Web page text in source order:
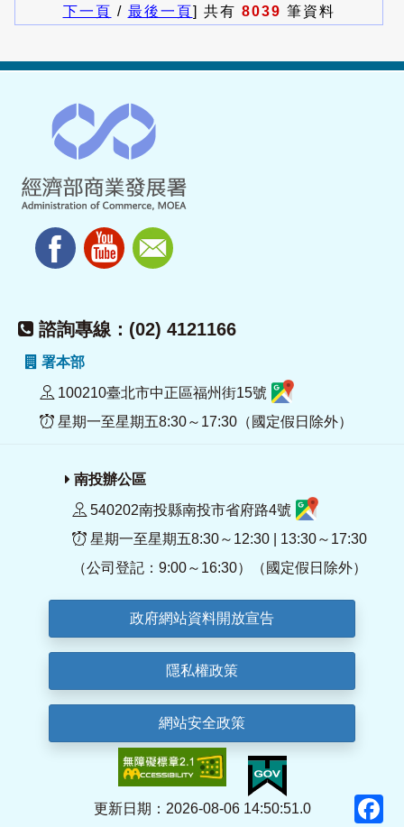
下一頁 / 最後一頁] 共有 8039 筆資料
諮詢專線：(02) 4121166
署本部
100210臺北市中正區福州街15號
星期一至星期五8:30～17:30（國定假日除外）
南投辦公區
540202南投縣南投市省府路4號
星期一至星期五8:30～12:30 | 13:30～17:30
（公司登記：9:00～16:30）（國定假日除外）
政府網站資料開放宣告
隱私權政策
網站安全政策
更新日期：2026-08-06 14:50:51.0